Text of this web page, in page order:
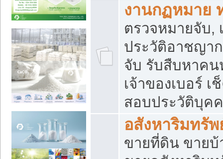
งานกฏหมาย
ตรวจหมายจับ,
ประวัติอาชญา
จับ รับสืบหาคน
เจ้าของเบอร์
สอบประวัติบุค
อสังหาริมทรัพ
ขายที่ดิน ขายบ้